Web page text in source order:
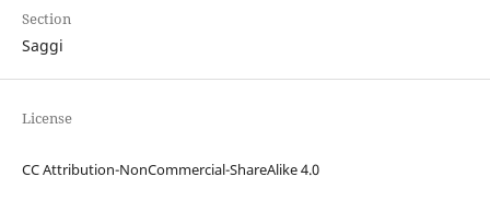
Section
Saggi
License
CC Attribution-NonCommercial-ShareAlike 4.0